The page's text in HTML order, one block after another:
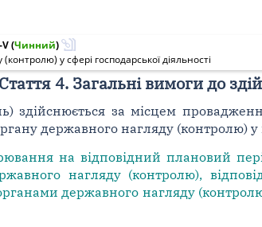
(Чинний)
у сфері господарської діяльності